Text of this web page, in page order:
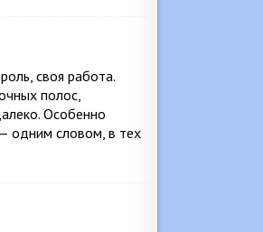
своя работа.
полос,
Особенно
одним словом, в тех